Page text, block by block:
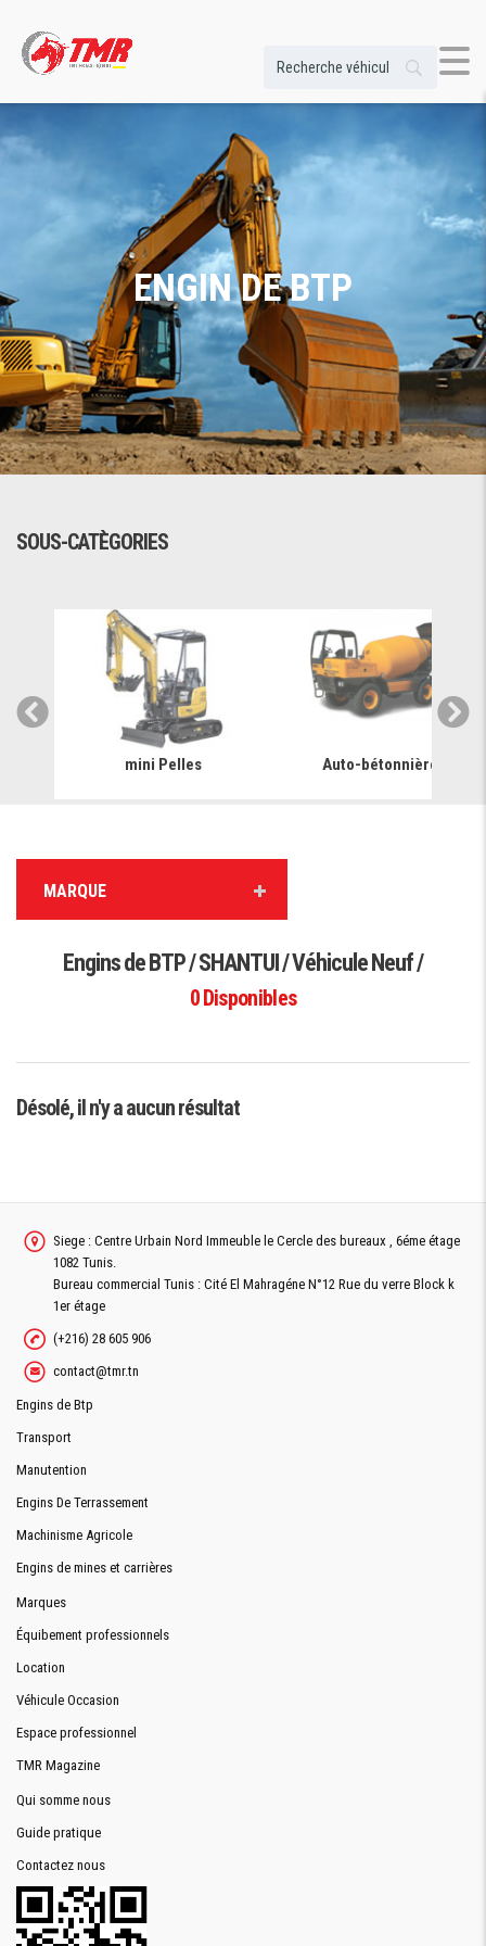
ENGIN DE BTP
SOUS-CATÈGORIES
mini Pelles Auto-bétonnière
MARQUE
Engins de BTP / SHANTUI / Véhicule Neuf /
0Disponibles
Désolé, il n'y a aucun résultat
Siege : Centre Urbain Nord Immeuble le Cercle des bureaux , 6éme étage
1082 Tunis.
Bureau commercial Tunis : Cité El Mahragéne N°12 Rue du verre Block k
1er étage
(+216) 28 605 906
contact@tmr.tn
Engins de Btp
Transport
Manutention
Engins De Terrassement
Machinisme Agricole
Engins de mines et carrières
Marques
Équibement professionnels
Location
Véhicule Occasion
Espace professionnel
TMR Magazine
Qui somme nous
Guide pratique
Contactez nous